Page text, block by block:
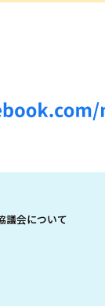
議会について